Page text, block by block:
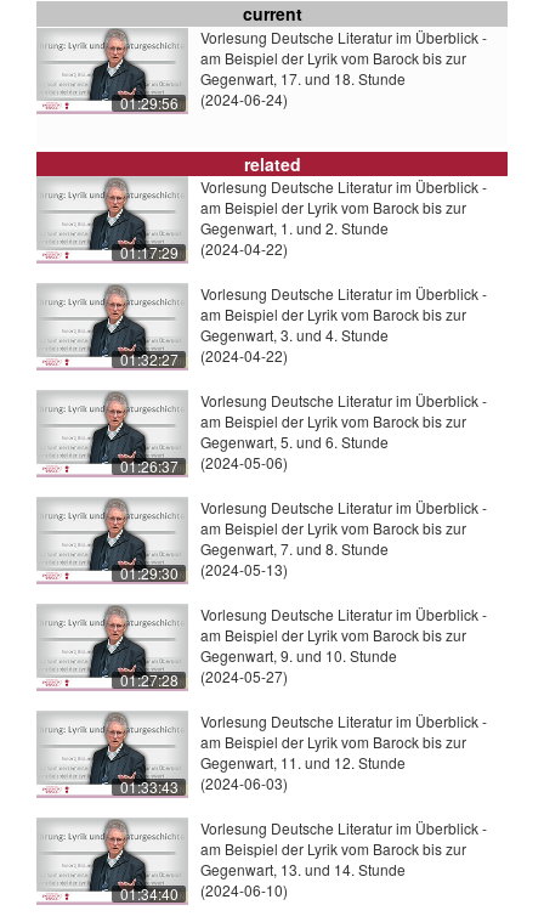
current
01:29:56
Vorlesung Deutsche Literatur im Überblick -
am Beispiel der Lyrik vom Barock bis zur
Gegenwart, 17. und 18. Stunde
(2024-06-24)
related
01:17:29
Vorlesung Deutsche Literatur im Überblick -
am Beispiel der Lyrik vom Barock bis zur
Gegenwart, 1. und 2. Stunde
(2024-04-22)
01:32:27
Vorlesung Deutsche Literatur im Überblick -
am Beispiel der Lyrik vom Barock bis zur
Gegenwart, 3. und 4. Stunde
(2024-04-22)
01:26:37
Vorlesung Deutsche Literatur im Überblick -
am Beispiel der Lyrik vom Barock bis zur
Gegenwart, 5. und 6. Stunde
(2024-05-06)
01:29:30
Vorlesung Deutsche Literatur im Überblick -
am Beispiel der Lyrik vom Barock bis zur
Gegenwart, 7. und 8. Stunde
(2024-05-13)
01:27:28
Vorlesung Deutsche Literatur im Überblick -
am Beispiel der Lyrik vom Barock bis zur
Gegenwart, 9. und 10. Stunde
(2024-05-27)
01:33:43
Vorlesung Deutsche Literatur im Überblick -
am Beispiel der Lyrik vom Barock bis zur
Gegenwart, 11. und 12. Stunde
(2024-06-03)
01:34:40
Vorlesung Deutsche Literatur im Überblick -
am Beispiel der Lyrik vom Barock bis zur
Gegenwart, 13. und 14. Stunde
(2024-06-10)